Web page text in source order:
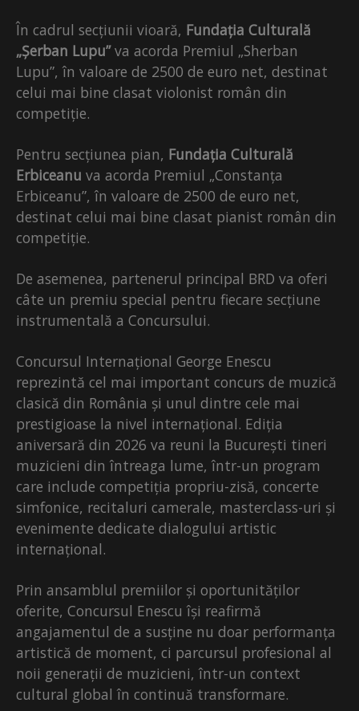
În cadrul secțiunii vioară, Fundația Culturală
„Șerban Lupu”va acorda Premiul „Sherban
Lupu”, în valoare de 2500 de euro net, destinat
celui mai bine clasat violonist român din
competiție.
Pentru secțiunea pian, Fundația Culturală
Erbiceanu va acorda Premiul „Constanța
Erbiceanu”, în valoare de 2500 de euro net,
destinat celui mai bine clasat pianist român din
competiție.
De asemenea, partenerul principal BRD va oferi
câte un premiu special pentru fiecare secțiune
instrumentală a Concursului.
Concursul Internațional George Enescu
reprezintă cel mai important concurs de muzică
clasică din România și unul dintre cele mai
prestigioase la nivel internațional. Ediția
aniversară din 2026 va reuni la București tineri
muzicieni din întreaga lume, într-un program
care include competiția propriu-zisă, concerte
simfonice, recitaluri camerale, masterclass-uri și
evenimente dedicate dialogului artistic
internațional.
Prin ansamblul premiilor și oportunităților
oferite, Concursul Enescu își reafirmă
angajamentul de a susține nu doar performanța
artistică de moment, ci parcursul profesional al
noii generații de muzicieni, într-un context
cultural global în continuă transformare.